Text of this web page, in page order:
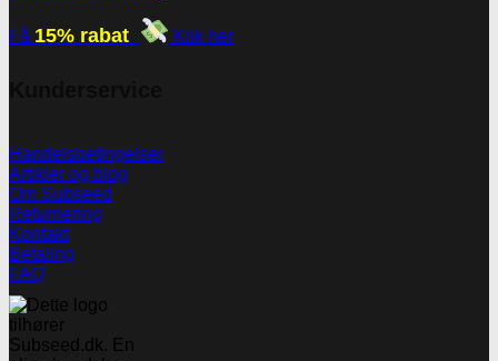
Få 15% rabat Klik her
Handelsbetingelser
Artikler og blog
Om Subseed
Returnering
Kontakt
Betaling
FAQ